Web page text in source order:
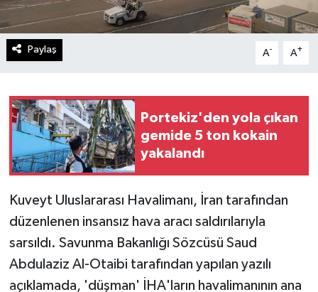
Paylaş A- A+
Portekiz'den yola çıkan
gemide 5 ton kokain
yakalandı
Kuveyt Uluslararası Havalimanı, İran tarafından
düzenlenen insansız hava aracı saldırılarıyla
sarsıldı. Savunma Bakanlığı Sözcüsü Saud
Abdulaziz Al-Otaibi tarafından yapılan yazılı
açıklamada, 'düşman' İHA'ların havalimanının ana